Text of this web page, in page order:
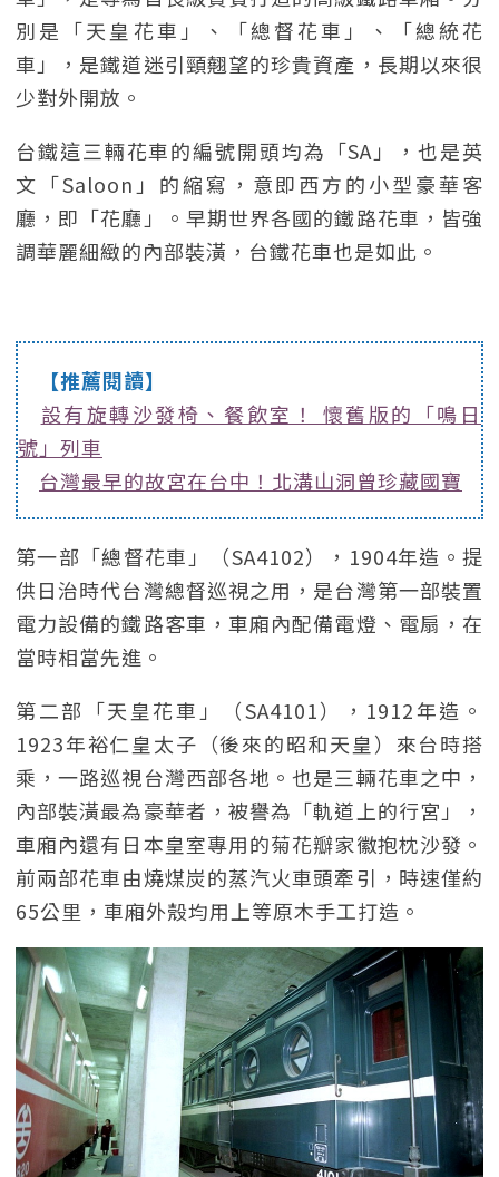
別是「天皇花車」、「總督花車」、「總統花
車」，是鐵道迷引頸翹望的珍貴資產，長期以來很
少對外開放。
台鐵這三輛花車的編號開頭均為「SA」，也是英
文「Saloon」的縮寫，意即西方的小型豪華客
廳，即「花廳」。早期世界各國的鐵路花車，皆強
調華麗細緻的內部裝潢，台鐵花車也是如此。
【推薦閱讀】
設有旋轉沙發椅、餐飲室！ 懷舊版的「鳴日
號」列車
台灣最早的故宮在台中！北溝山洞曾珍藏國寶
第一部「總督花車」（SA4102），1904年造。提
供日治時代台灣總督巡視之用，是台灣第一部裝置
電力設備的鐵路客車，車廂內配備電燈、電扇，在
當時相當先進。
第二部「天皇花車」（SA4101），1912年造。
1923年裕仁皇太子（後來的昭和天皇）來台時搭
乘，一路巡視台灣西部各地。也是三輛花車之中，
內部裝潢最為豪華者，被譽為「軌道上的行宮」，
車廂內還有日本皇室專用的菊花瓣家徽抱枕沙發。
前兩部花車由燒煤炭的蒸汽火車頭牽引，時速僅約
65公里，車廂外殼均用上等原木手工打造。